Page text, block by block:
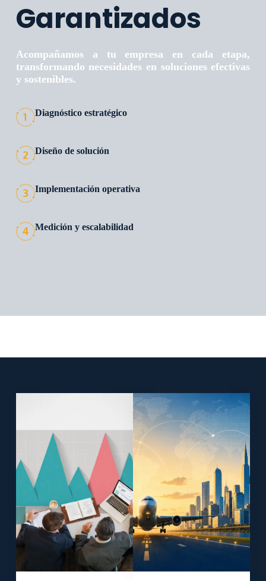
Garantizados
Acompañamos a tu empresa en cada etapa,
transformando necesidades en soluciones efectivas
y sostenibles.
Diagnóstico estratégico
Diseño de solución
Implementación operativa
Medición y escalabilidad